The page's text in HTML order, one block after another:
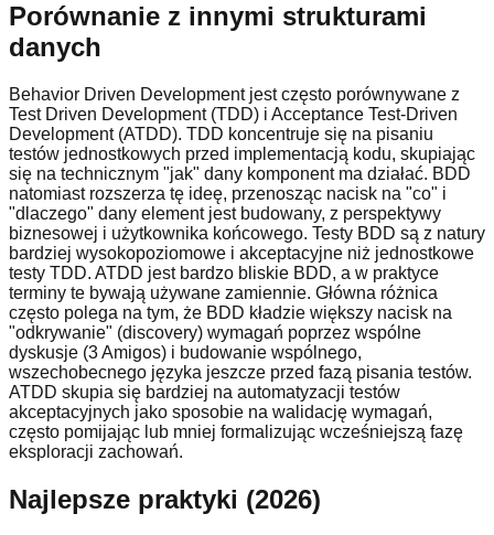
Porównanie z innymi strukturami
danych
Behavior Driven Development jest często porównywane z
Test Driven Development (TDD) i Acceptance Test-Driven
Development (ATDD). TDD koncentruje się na pisaniu
testów jednostkowych przed implementacją kodu, skupiając
się na technicznym "jak" dany komponent ma działać. BDD
natomiast rozszerza tę ideę, przenosząc nacisk na "co" i
"dlaczego" dany element jest budowany, z perspektywy
biznesowej i użytkownika końcowego. Testy BDD są z natury
bardziej wysokopoziomowe i akceptacyjne niż jednostkowe
testy TDD. ATDD jest bardzo bliskie BDD, a w praktyce
terminy te bywają używane zamiennie. Główna różnica
często polega na tym, że BDD kładzie większy nacisk na
"odkrywanie" (discovery) wymagań poprzez wspólne
dyskusje (3 Amigos) i budowanie wspólnego,
wszechobecnego języka jeszcze przed fazą pisania testów.
ATDD skupia się bardziej na automatyzacji testów
akceptacyjnych jako sposobie na walidację wymagań,
często pomijając lub mniej formalizując wcześniejszą fazę
eksploracji zachowań.
Najlepsze praktyki (2026)